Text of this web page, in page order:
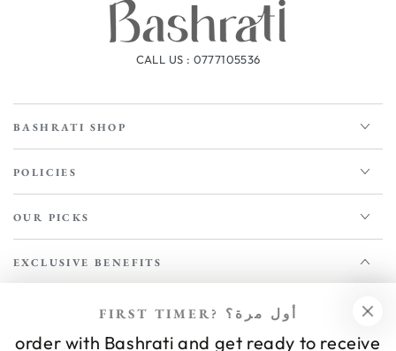
CALL US : 0777105536
BASHRATI SHOP
POLICIES
OUR PICKS
EXCLUSIVE BENEFITS
email
FIRST TIMER? أول مرة؟
order with Bashrati and get ready to receive